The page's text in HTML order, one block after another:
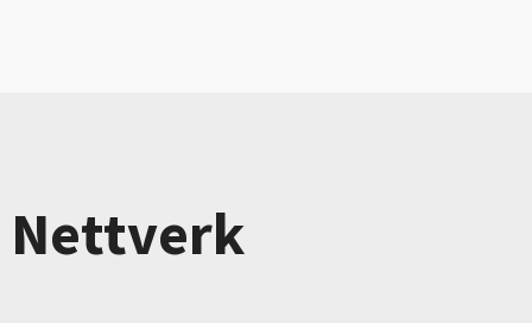
Nettverk